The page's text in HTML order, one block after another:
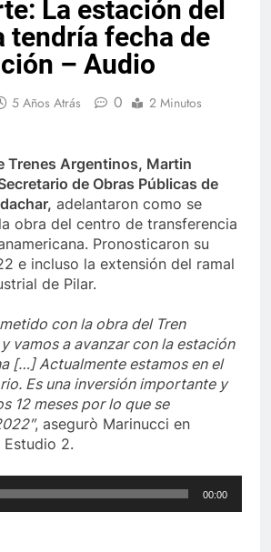
La estación del
tendría fecha de
– Audio
5 Años Atrás 0 2 Minutos
Trenes Argentinos, Martin
de Obras Públicas de
adelantaron como se
obra del centro de transferencia
Pronosticaron su
e incluso la extensión del ramal
de Pilar.
con la obra del Tren
vamos a avanzar con la estación
[…] Actualmente estamos en el
Es una inversión importante y
12 meses por lo que se
, asegurò Marinucci en
2.
00:00